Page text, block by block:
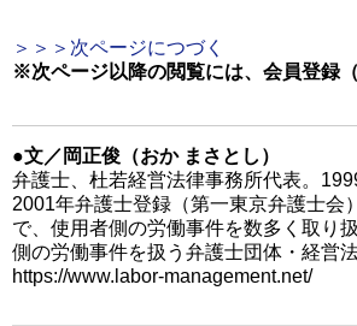
＞＞＞次ページにつづく
※次ページ以降の閲覧には、会員登録
●文／岡正俊（おか まさとし）
弁護士、杜若経営法律事務所代表。
2001年弁護士登録（第一東京弁護士会
で、使用者側の労働事件を数多く取り
側の労働事件を扱う弁護士団体・経営
https://www.labor-management.net/